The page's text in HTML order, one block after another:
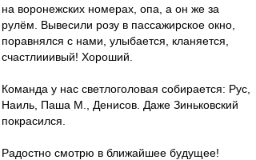
на воронежских номерах, опа, а он же за
рулём. Вывесили розу в пассажирское окно,
поравнялся с нами, улыбается, кланяется,
счастлииивый! Хороший.
Команда у нас светлоголовая собирается: Рус,
Наиль, Паша М., Денисов. Даже Зиньковский
покрасился.
Радостно смотрю в ближайшее будущее!